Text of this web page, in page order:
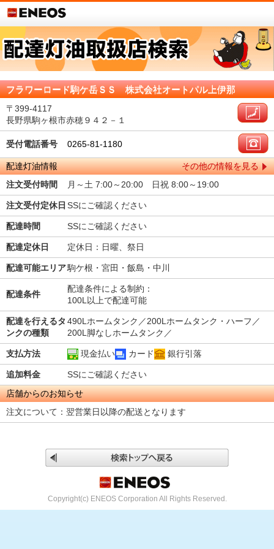
フラワーロード駒ケ岳ＳＳ 株式会社オートパル上伊那
〒399-4117
長野県駒ヶ根市赤穂９４２－１
受付電話番号 0265-81-1180
配達灯油情報
その他の情報を見る
注文受付時間
月～土 7:00～20:00 日祝 8:00～19:00
注文受付定休日 SSにご確認ください
配達時間 SSにご確認ください
配達定休日 定休日：日曜、祭日
配達可能エリア駒ケ根・宮田・飯島・中川
配達条件
配達条件による制約：
100L以上で配達可能
配達を行えるタ
ンクの種類
490Lホームタンク／200Lホームタンク・ハーフ／
200L脚なしホームタンク／
支払方法 現金払い カード 銀行引落
追加料金
SSにご確認ください
店舗からのお知らせ
注文について：翌営業日以降の配送となります
Copyright(c) ENEOS Corporation All Rights Reserved.